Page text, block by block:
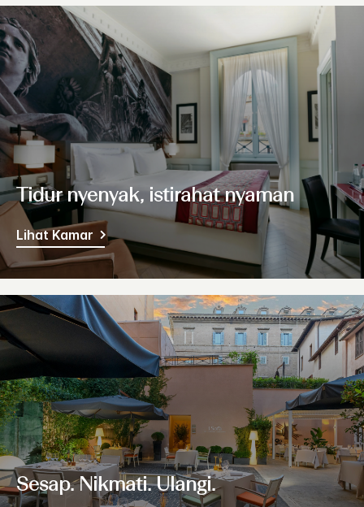
Tidur nyenyak, istirahat nyaman
Lihat Kamar
Sesap. Nikmati. Ulangi.